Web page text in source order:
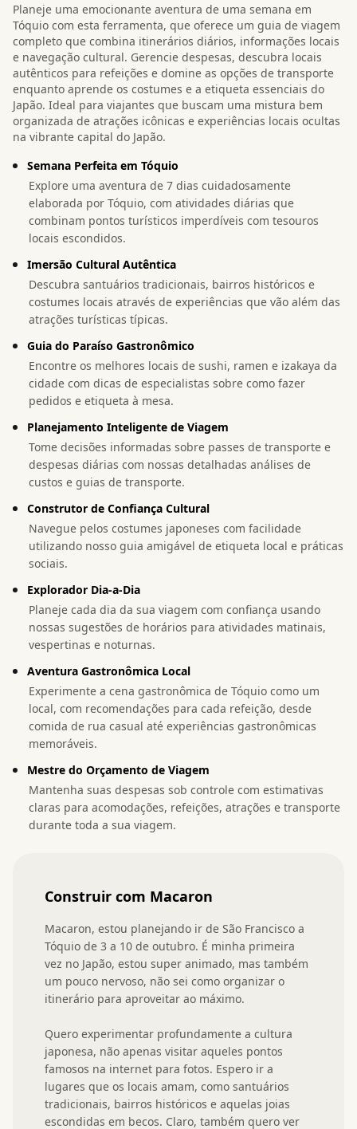
Planeje uma emocionante aventura de uma semana em
Tóquio com esta ferramenta, que oferece um guia de viagem
completo que combina itinerários diários, informações locais
e navegação cultural. Gerencie despesas, descubra locais
autênticos para refeições e domine as opções de transporte
enquanto aprende os costumes e a etiqueta essenciais do
Japão. Ideal para viajantes que buscam uma mistura bem
organizada de atrações icônicas e experiências locais ocultas
na vibrante capital do Japão.
Semana Perfeita em Tóquio
Explore uma aventura de 7 dias cuidadosamente
elaborada por Tóquio, com atividades diárias que
combinam pontos turísticos imperdíveis com tesouros
locais escondidos.
Imersão Cultural Autêntica
Descubra santuários tradicionais, bairros históricos e
costumes locais através de experiências que vão além das
atrações turísticas típicas.
Guia do Paraíso Gastronômico
Encontre os melhores locais de sushi, ramen e izakaya da
cidade com dicas de especialistas sobre como fazer
pedidos e etiqueta à mesa.
Planejamento Inteligente de Viagem
Tome decisões informadas sobre passes de transporte e
despesas diárias com nossas detalhadas análises de
custos e guias de transporte.
Construtor de Confiança Cultural
Navegue pelos costumes japoneses com facilidade
utilizando nosso guia amigável de etiqueta local e práticas
sociais.
Explorador Dia-a-Dia
Planeje cada dia da sua viagem com confiança usando
nossas sugestões de horários para atividades matinais,
vespertinas e noturnas.
Aventura Gastronômica Local
Experimente a cena gastronômica de Tóquio como um
local, com recomendações para cada refeição, desde
comida de rua casual até experiências gastronômicas
memoráveis.
Mestre do Orçamento de Viagem
Mantenha suas despesas sob controle com estimativas
claras para acomodações, refeições, atrações e transporte
durante toda a sua viagem.
Construir com Macaron
Macaron, estou planejando ir de São Francisco a
Tóquio de 3 a 10 de outubro. É minha primeira
vez no Japão, estou super animado, mas também
um pouco nervoso, não sei como organizar o
itinerário para aproveitar ao máximo.
Quero experimentar profundamente a cultura
japonesa, não apenas visitar aqueles pontos
famosos na internet para fotos. Espero ir a
lugares que os locais amam, como santuários
tradicionais, bairros históricos e aquelas joias
escondidas em becos. Claro, também quero ver